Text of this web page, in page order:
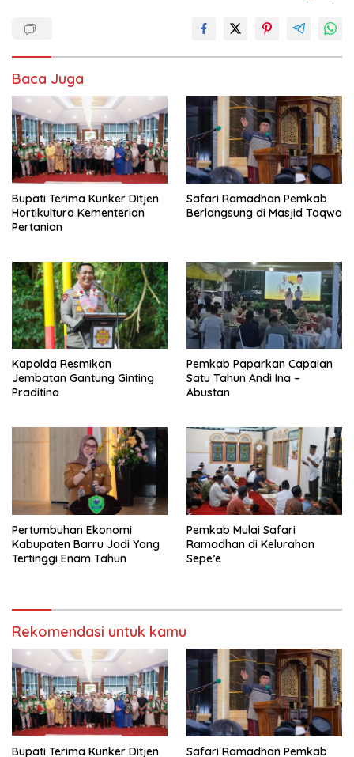
Baca Juga
Bupati Terima Kunker Ditjen
Hortikultura Kementerian
Pertanian
Safari Ramadhan Pemkab
Berlangsung di Masjid Taqwa
Kapolda Resmikan
Jembatan Gantung Ginting
Praditina
Pemkab Paparkan Capaian
Satu Tahun Andi Ina –
Abustan
Pertumbuhan Ekonomi
Kabupaten Barru Jadi Yang
Tertinggi Enam Tahun
Pemkab Mulai Safari
Ramadhan di Kelurahan
Sepe’e
Rekomendasi untuk kamu
Bupati Terima Kunker Ditjen Safari Ramadhan Pemkab